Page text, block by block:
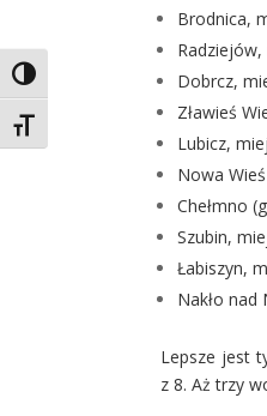
Toggle High Contrast
Toggle Font size
Brodnica,
Dobrcz,
Zławieś
Lubicz,
Nowa
Chełmno
Szubin,
Łabiszyn,
Nakło nad
Lepsze jest
z 8. Aż trzy